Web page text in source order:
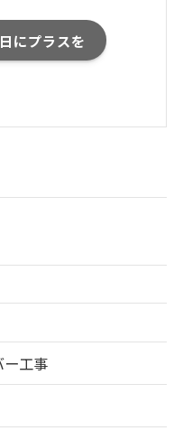
にプラスを
ー工事